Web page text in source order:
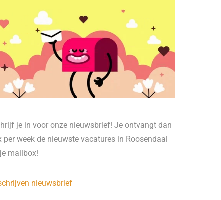
je in voor onze nieuwsbrief! Je ontvangt dan
per week de nieuwste vacatures in Roosendaal
mailbox!
nieuwsbrief